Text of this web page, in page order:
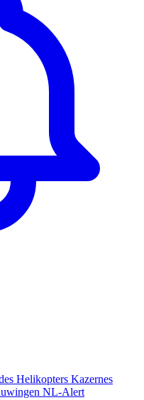
Helikopters Kazernes
NL-Alert